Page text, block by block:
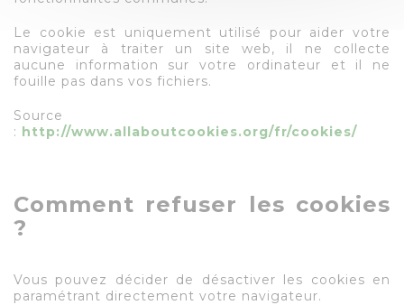
Le cookie est uniquement utilisé pour aider votre
navigateur à traiter un site web, il ne collecte
aucune information sur votre ordinateur et il ne
fouille pas dans vos fichiers.
Source
: http://www.allaboutcookies.org/fr/cookies/
Comment refuser les cookies
?
Vous pouvez décider de désactiver les cookies en
paramétrant directement votre navigateur.